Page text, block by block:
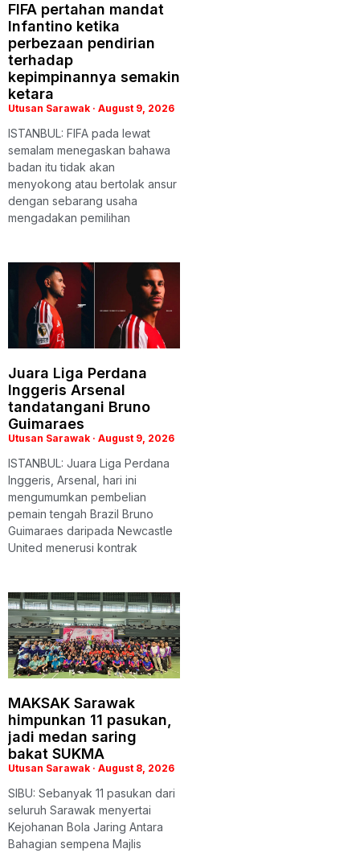
FIFA pertahan mandat
Infantino ketika
perbezaan pendirian
terhadap
kepimpinannya semakin
ketara
Utusan Sarawak August 9, 2026
ISTANBUL: FIFA pada lewat
semalam menegaskan bahawa
badan itu tidak akan
menyokong atau bertolak ansur
dengan sebarang usaha
mengadakan pemilihan
Juara Liga Perdana
Inggeris Arsenal
tandatangani Bruno
Guimaraes
Utusan Sarawak August 9, 2026
ISTANBUL: Juara Liga Perdana
Inggeris, Arsenal, hari ini
mengumumkan pembelian
pemain tengah Brazil Bruno
Guimaraes daripada Newcastle
United menerusi kontrak
MAKSAK Sarawak
himpunkan 11 pasukan,
jadi medan saring
bakat SUKMA
Utusan Sarawak August 8, 2026
SIBU: Sebanyak 11 pasukan dari
seluruh Sarawak menyertai
Kejohanan Bola Jaring Antara
Bahagian sempena Majlis